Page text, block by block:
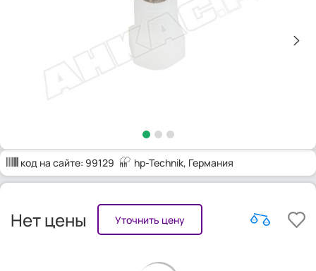
код на сайте: 99129 hp-Technik, Германия
Нет цены Уточнить цену